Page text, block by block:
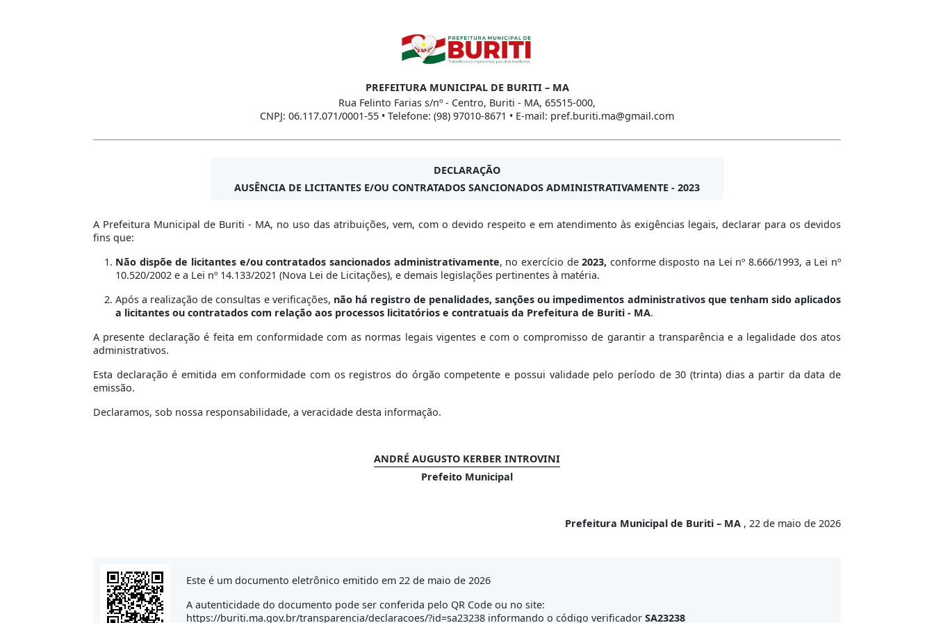
PREFEITURA MUNICIPAL DE BURITI – MA
Rua Felinto Farias s/nº - Centro, Buriti - MA, 65515-000,
CNPJ: 06.117.071/0001-55 • Telefone: (98) 97010-8671 • E-mail: pref.buriti.ma@gmail.com
DECLARAÇÃO
AUSÊNCIA DE LICITANTES E/OU CONTRATADOS SANCIONADOS ADMINISTRATIVAMENTE - 2023
A Prefeitura Municipal de Buriti - MA, no uso das atribuições, vem, com o devido respeito e em atendimento às exigências legais, declarar para os devidos
fins que:
Não dispõe de licitantes e/ou contratados sancionados administrativamente, no exercício de2023, conforme disposto na Lei nº 8.666/1993, a Lei nº
10.520/2002 e a Lei nº 14.133/2021 (Nova Lei de Licitações), e demais legislações pertinentes à matéria.
Após a realização de consultas e verificações, não há registro de penalidades, sanções ou impedimentos administrativos que tenham sido aplicados
a licitantes ou contratados com relação aos processos licitatórios e contratuais da Prefeitura de Buriti - MA.
A presente declaração é feita em conformidade com as normas legais vigentes e com o compromisso de garantir a transparência e a legalidade dos atos
administrativos.
Esta declaração é emitida em conformidade com os registros do órgão competente e possui validade pelo período de 30 (trinta) dias a partir da data de
emissão.
Declaramos, sob nossa responsabilidade, a veracidade desta informação.
ANDRÉ AUGUSTO KERBER INTROVINI
Prefeito Municipal
Prefeitura Municipal de Buriti – MA , 22 de maio de 2026
Este é um documento eletrônico emitido em 22 de maio de 2026
A autenticidade do documento pode ser conferida pelo QR Code ou no site:
https://buriti.ma.gov.br/transparencia/declaracoes/?id=sa23238 informando o código verificador SA23238